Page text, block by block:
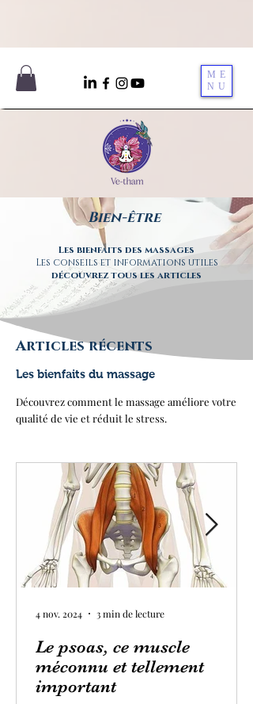
ME
NU
Bien-être
Les bienfaits des massages
Les conseils et informations utiles
découvrez tous les articles
Articles récents
Les bienfaits du massage
Découvrez comment le massage améliore votre
qualité de vie et réduit le stress.
Le psoas, ce muscle
méconnu et tellement
important
4 nov. 2024 3 min de lecture